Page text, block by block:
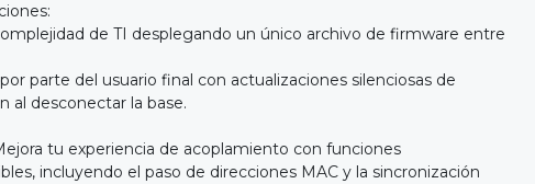
de TI desplegando un único archivo de firmware entre
parte del usuario final con actualizaciones silenciosas de
al desconectar la base.
tu experiencia de acoplamiento con funciones
incluyendo el paso de direcciones MAC y la sincronización